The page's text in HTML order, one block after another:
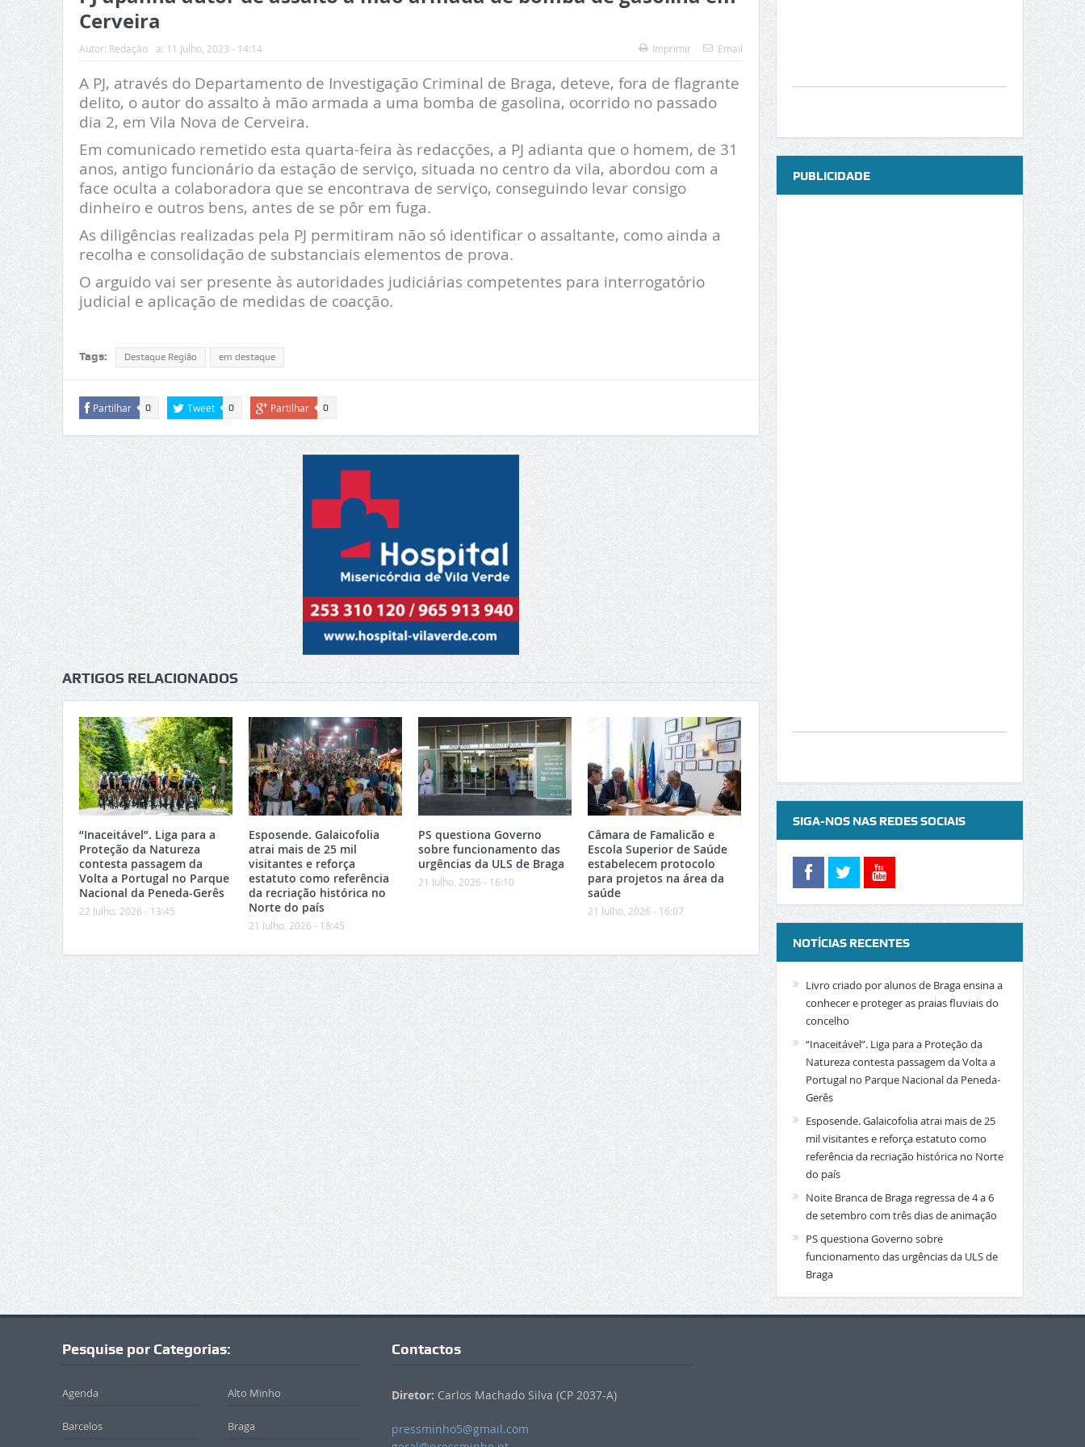
Cerveira
Autor: Redação a: 11 Julho, 2023 - 14:14 Imprimir Email
A PJ, através do Departamento de Investigação Criminal de Braga, deteve, fora de flagrante
delito, o autor do assalto à mão armada a uma bomba de gasolina, ocorrido no passado
dia 2, em Vila Nova de Cerveira.
Em comunicado remetido esta quarta-feira às redacções, a PJ adianta que o homem, de 31
anos, antigo funcionário da estação de serviço, situada no centro da vila, abordou com a
face oculta a colaboradora que se encontrava de serviço, conseguindo levar consigo
dinheiro e outros bens, antes de se pôr em fuga.
As diligências realizadas pela PJ permitiram não só identificar o assaltante, como ainda a
recolha e consolidação de substanciais elementos de prova.
O arguido vai ser presente às autoridades judiciárias competentes para interrogatório
judicial e aplicação de medidas de coacção.
Tags: Destaque Região em destaque
Partilhar 0 Tweet 0 Partilhar 0
ARTIGOS RELACIONADOS
“Inaceitável”. Liga para a
Proteção da Natureza
contesta passagem da
Volta a Portugal no Parque
Nacional da Peneda-Gerês
22 Julho, 2026 - 13:45
Esposende. Galaicofolia
atrai mais de 25 mil
visitantes e reforça
estatuto como referência
da recriação histórica no
Norte do país
21 Julho, 2026 - 18:45
PS questiona Governo
sobre funcionamento das
urgências da ULS de Braga
21 Julho, 2026 - 16:10
Câmara de Famalicão e
Escola Superior de Saúde
estabelecem protocolo
para projetos na área da
saúde
21 Julho, 2026 - 16:07
PUBLICIDADE
SIGA-NOS NAS REDES SOCIAIS
NOTÍCIAS RECENTES
Livro criado por alunos de Braga ensina a
conhecer e proteger as praias fluviais do
concelho
“Inaceitável”. Liga para a Proteção da
Natureza contesta passagem da Volta a
Portugal no Parque Nacional da Peneda-
Gerês
Esposende. Galaicofolia atrai mais de 25
mil visitantes e reforça estatuto como
referência da recriação histórica no Norte
do país
Noite Branca de Braga regressa de 4 a 6
de setembro com três dias de animação
PS questiona Governo sobre
funcionamento das urgências da ULS de
Braga
Pesquise por Categorias:
Agenda Alto Minho
Barcelos Braga
Contactos
Diretor: Carlos Machado Silva (CP 2037-A)
pressminho5@gmail.com